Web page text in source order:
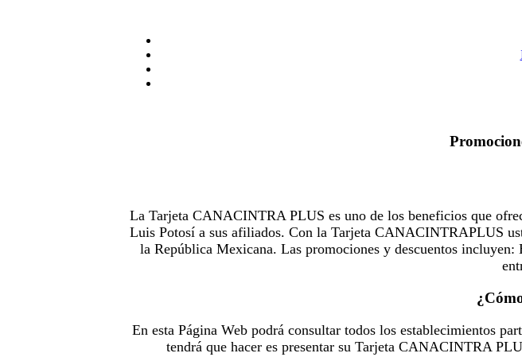
La Tarjeta CANACINTRA PLUS es uno de los beneficios que
Luis Potosí a sus afiliados. Con la Tarjeta CANACINTRAPLUS
la República Mexicana. Las promociones y descuentos incluyen:
En esta Página Web podrá consultar todos los establecimientos
tendrá que hacer es presentar su Tarjeta CANACINTRA